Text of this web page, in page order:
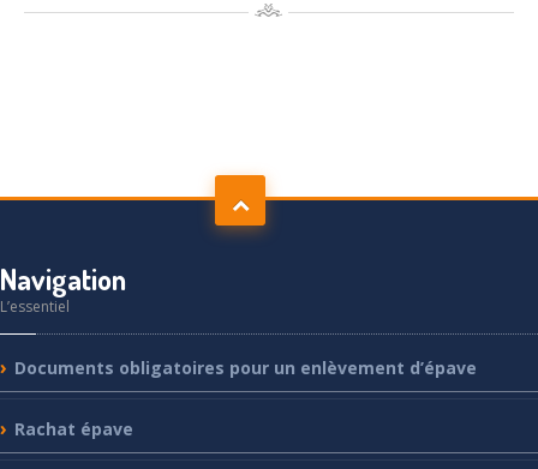
Navigation
L’essentiel
Documents obligatoires pour un enlèvement d’épave
Rachat épave